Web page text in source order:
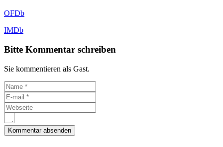
OFDb
IMDb
Bitte Kommentar schreiben
Sie kommentieren als Gast.